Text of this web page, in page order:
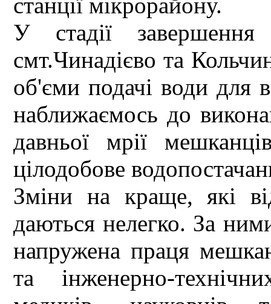
У стадії завершення
смт.Чинадієво та
об'єми подачі води для
наближаємось до
давньої мрії
цілодобове
Зміни на краще, які
даються нелегко. За
напружена праця
та інженерно-